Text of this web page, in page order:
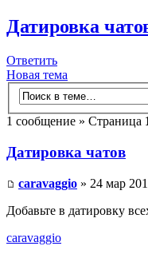
Датировка
Ответить
Новая тема
1 сообщение » Страница
Датировка чатов
caravaggio » 24 мар
Добавьте в датировку
caravaggio